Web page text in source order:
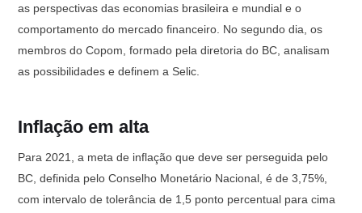
as perspectivas das economias brasileira e mundial e o
comportamento do mercado financeiro. No segundo dia, os
membros do Copom, formado pela diretoria do BC, analisam
as possibilidades e definem a Selic.
Inflação em alta
Para 2021, a meta de inflação que deve ser perseguida pelo
BC, definida pelo Conselho Monetário Nacional, é de 3,75%,
com intervalo de tolerância de 1,5 ponto percentual para cima